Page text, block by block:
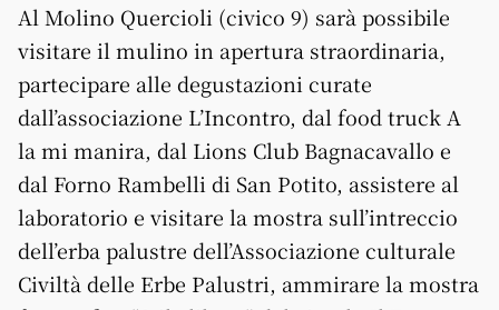
Al Molino Quercioli (civico 9) sarà possibile
visitare il mulino in apertura straordinaria,
partecipare alle degustazioni curate
dall’associazione L’Incontro, dal food truck A
la mi manira, dal Lions Club Bagnacavallo e
dal Forno Rambelli di San Potito, assistere al
laboratorio e visitare la mostra sull’intreccio
dell’erba palustre dell’Associazione culturale
Civiltà delle Erbe Palustri, ammirare la mostra